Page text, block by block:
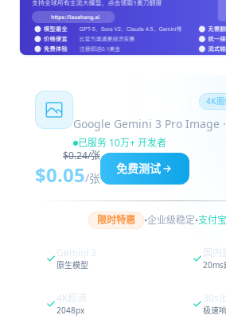
4K图
Google Gemini 3 Pro Image
已服务 10万+ 开发者
$0.24/张
$0.05/张
免费测试
限时特惠 ·企业级稳定·支付
Gemini 3
原生模型
国内
20ms
4K超清
2048px
30s
极速